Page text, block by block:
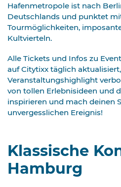
Hafenmetropole ist nach
Deutschlands und punktet
Tourmöglichkeiten,
Kultvierteln.
Alle Tickets und Infos zu
auf Citytixx täglich
Veranstaltungshighlight
von tollen Erlebnisideen und
inspirieren und mach deinen
unvergesslichen Ereignis!
Klassische
Hamburg